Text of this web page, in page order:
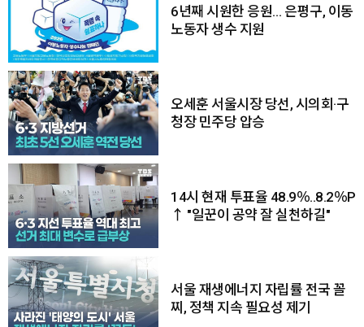
6년째 시원한 응원… 은평구, 이동
노동자 생수 지원
오세훈 서울시장 당선, 시의회·구
청장 민주당 압승
14시 현재 투표율 48.9％..8.2％P
↑ "일꾼이 공약 잘 실천하길"
서울 재생에너지 자립률 전국 꼴
찌, 정책 지속 필요성 제기